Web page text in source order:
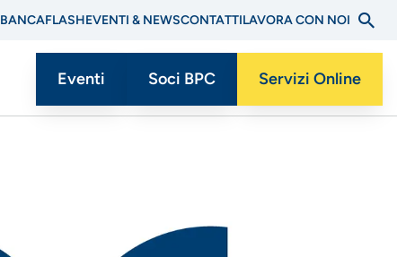
BANCAFLASHEVENTI & NEWSCONTATTILAVORA CON NOI
Menu
Eventi Soci BPC Servizi Online